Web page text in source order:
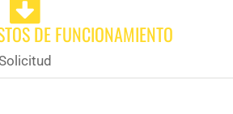
DE FUNCIONAMIENTO